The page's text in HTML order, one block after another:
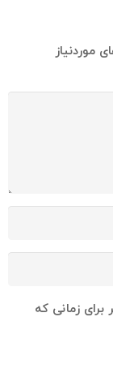
موردنیاز
برای زمانی که